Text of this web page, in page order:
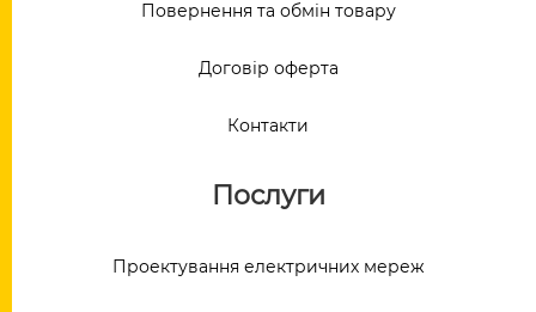
Повернення та обмін товару
Договір оферта
Контакти
Послуги
Проектування електричних мереж